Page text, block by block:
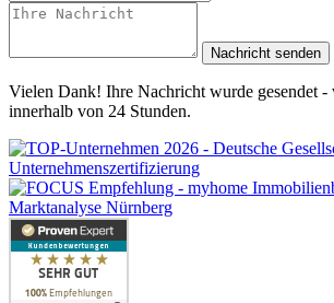
Nachricht senden
Vielen Dank! Ihre Nachricht wurde gesendet -
innerhalb von 24 Stunden.